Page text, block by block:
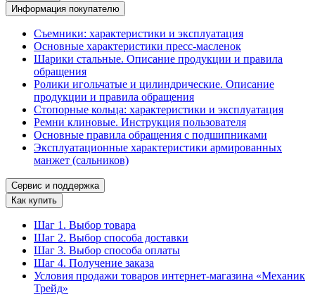
Информация покупателю
Съемники: характеристики и эксплуатация
Основные характеристики пресс‑масленок
Шарики стальные. Описание продукции и правила
обращения
Ролики игольчатые и цилиндрические. Описание
продукции и правила обращения
Стопорные кольца: характеристики и эксплуатация
Ремни клиновые. Инструкция пользователя
Основные правила обращения с подшипниками
Эксплуатационные характеристики армированных
манжет (сальников)
Сервис и поддержка
Как купить
Шаг 1. Выбор товара
Шаг 2. Выбор способа доставки
Шаг 3. Выбор способа оплаты
Шаг 4. Получение заказа
Условия продажи товаров интернет-магазина «Механик
Трейд»